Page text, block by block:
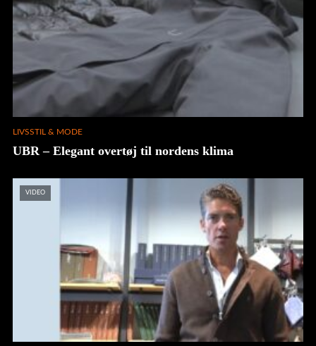
LIVSSTIL & MODE
UBR – Elegant overtøj til nordens klima
VIDEO